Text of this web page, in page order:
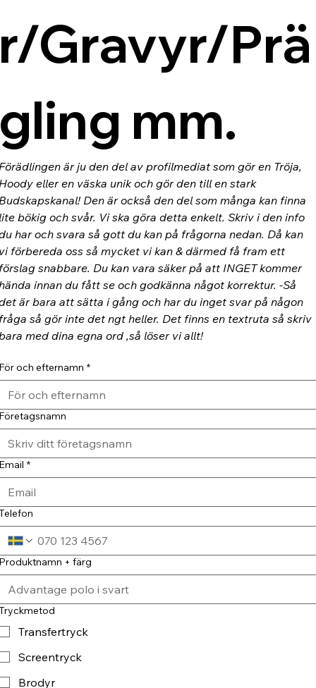
Gravyr/Prä
mm.
är ju den del av profilmediat som gör en Tröja,
eller en väska unik och gör den till en stark
Den är också den del som många kan finna
bökig och svår. Vi ska göra detta enkelt. Skriv i den info
har och svara så gott du kan på frågorna nedan. Då kan
förbereda oss så mycket vi kan & därmed få fram ett
snabbare. Du kan vara säker på att INGET kommer
innan du fått se och godkänna något korrektur. -Så
är bara att sätta i gång och har du inget svar på någon
så gör inte det ngt heller. Det finns en textruta så skriv
med dina egna ord ,så löser vi allt!
och efternamn *
*
+ färg
Transfertryck
Screentryck
Brodyr